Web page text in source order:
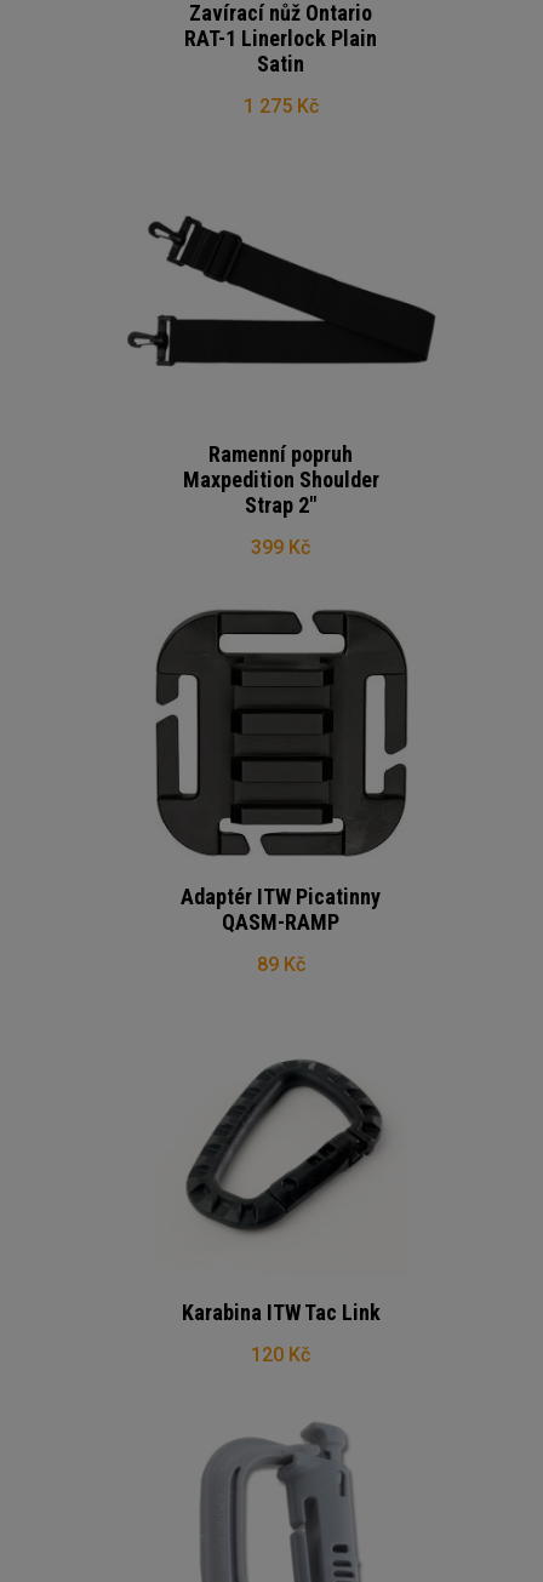
Zavírací nůž Ontario
RAT-1 Linerlock Plain
Satin
1 275 Kč
Ramenní popruh
Maxpedition Shoulder
Strap 2"
399 Kč
Adaptér ITW Picatinny
QASM-RAMP
89 Kč
Karabina ITW Tac Link
120 Kč